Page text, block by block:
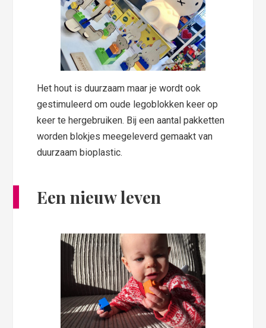
Het hout is duurzaam maar je wordt ook
gestimuleerd om oude legoblokken keer op
keer te hergebruiken. Bij een aantal pakketten
worden blokjes meegeleverd gemaakt van
duurzaam bioplastic.
Een nieuw leven